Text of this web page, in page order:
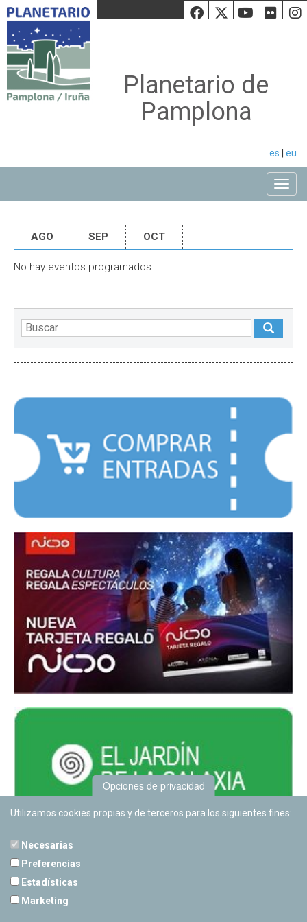
Facebook
Twiiter
Planetario de
Pamplona
es eu
AGO SEP OCT
No hay eventos programados.
Opciones de privacidad
Utilizamos cookies propias y de terceros para los siguientes fines:
Necesarias
Preferencias
Estadísticas
Marketing